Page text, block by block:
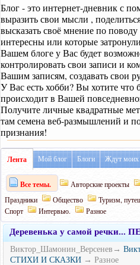
Блог - это интернет-дневник с
выразить свои мысли ,
высказать своё мнение по
интересны или которые
Вашем блоге у Вас будет
контролировать свои записи и
Вашим записям, создавать свои
У Вас есть хобби? Вы хотите
происходит в Вашей
Получите личные квадратные
там семена веб-размышлений и
признания!
Лента Мой блог Блоги Ждут моих
Все темы. Авторские проекты
Праздники
Общество Туризм,
Спорт
Интервью. Разное
Деревенька у самой
Виктор_Шамонин_Версенев→
СТИХИ И СКАЗКИ → Разное